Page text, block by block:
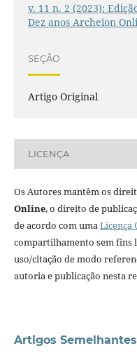
v. 11 n. 2 (2023):
Dez anos Archeion
SEÇÃO
Artigo Original
LICENÇA
Os Autores mantêm os
Online, o direito de
de acordo com umaLicença
compartilhamento sem fins
uso/citação de modo
autoria e publicação nesta
Artigos Semelhantes